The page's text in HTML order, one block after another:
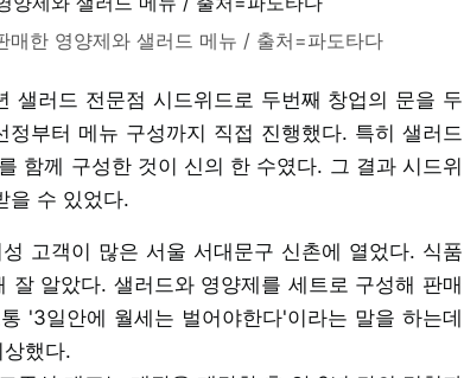
매한 영양제와 샐러드 메뉴 / 출처=파도타다
샐러드 전문점 시드위드로 두번째 창업의 문을 두
부터 메뉴 구성까지 직접 진행했다. 특히 샐러드
함께 구성한 것이 신의 한 수였다. 그 결과 시드위
을 수 있었다.
고객이 많은 서울 서대문구 신촌에 열었다. 식품
알았다. 샐러드와 영양제를 세트로 구성해 판매
'3일안에 월세는 벌어야한다'이라는 말을 하는데
했다.